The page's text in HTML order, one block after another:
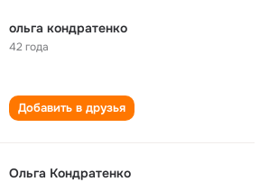
ольга кондратенко
42 года
Добавить в друзья
Ольга Кондратенко